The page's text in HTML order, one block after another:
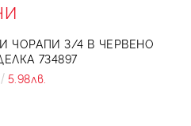
ЧОРАПИ 3/4 В ЧЕРВЕНО
734897
5.98лв.